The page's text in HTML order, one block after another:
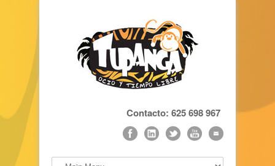
Contacto: 625 698 967